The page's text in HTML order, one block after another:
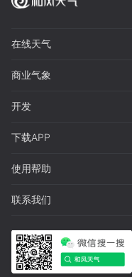
在线天气
商业气象
开发
下载APP
使用帮助
联系我们